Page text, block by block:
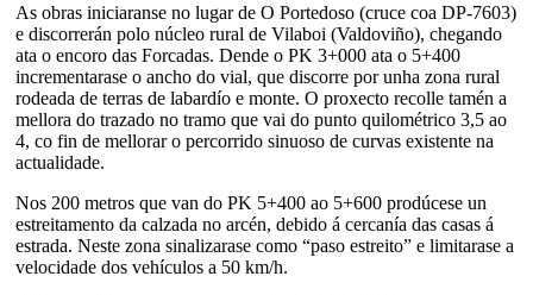
As obras iniciaranse no lugar de O Portedoso (cruce coa DP-7603)
e discorrerán polo núcleo rural de Vilaboi (Valdoviño), chegando
ata o encoro das Forcadas. Dende o PK 3+000 ata o 5+400
incrementarase o ancho do vial, que discorre por unha zona rural
rodeada de terras de labardío e monte. O proxecto recolle tamén a
mellora do trazado no tramo que vai do punto quilométrico 3,5 ao
4, co fin de mellorar o percorrido sinuoso de curvas existente na
actualidade.
Nos 200 metros que van do PK 5+400 ao 5+600 prodúcese un
estreitamento da calzada no arcén, debido á cercanía das casas á
estrada. Neste zona sinalizarase como “paso estreito” e limitarase a
velocidade dos vehículos a 50 km/h.